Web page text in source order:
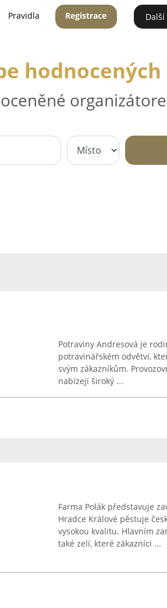
Pravidla Registrace
Potraviny Andresová je
potravinářském odvětví,
svým zákazníkům.
nabízejí široký ...
Farma Polák představuje
Hradce Králové pěstuje
vysokou kvalitu. Hlavním
také zelí, které zákazníci ...